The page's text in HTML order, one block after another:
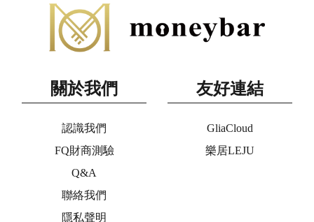
關於我們
認識我們
FQ財商測驗
Q&A
聯絡我們
隱私聲明
友好連結
GliaCloud
樂居LEJU